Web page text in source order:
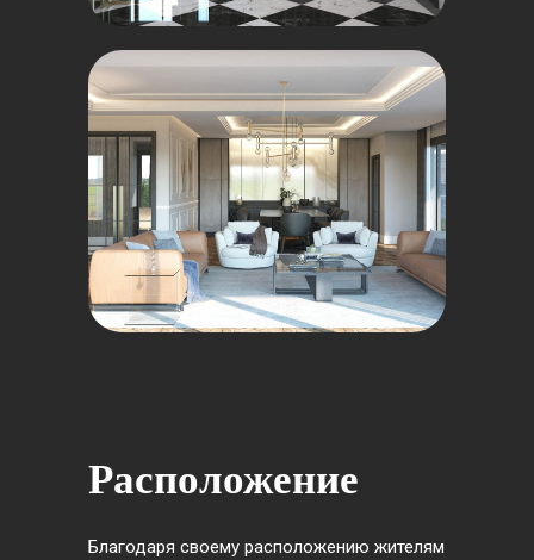
Расположение
Благодаря своему расположению жителям